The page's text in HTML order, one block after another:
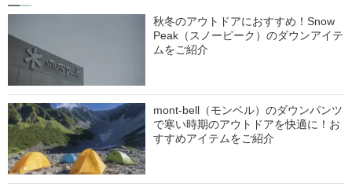
秋冬のアウトドアにおすすめ！Snow
Peak（スノーピーク）のダウンアイテ
ムをご紹介
mont-bell（モンベル）のダウンパンツ
で寒い時期のアウトドアを快適に！お
すすめアイテムをご紹介